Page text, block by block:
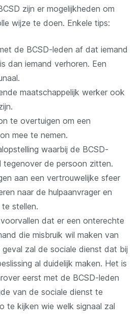
zijn er mogelijkheden om
wijze te doen. Enkele tips:
de BCSD-leden af dat iemand
dan iemand verhoren. Een
maatschappelijk werker ook
te overtuigen om een
mee te nemen.
waarbij de BCSD-
tegenover de persoon zitten.
aan een vertrouwelijke sfeer
naar de hulpaanvrager en
stellen.
dat er een onterechte
die misbruik wil maken van
zal de sociale dienst dat bij
al duidelijk maken. Het is
eerst met de BCSD-leden
van de sociale dienst te
te kijken wie welk signaal zal